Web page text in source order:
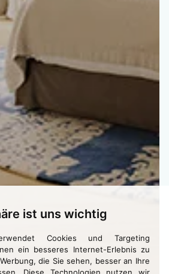
ist uns wichtig
Cookies und Targeting
ein besseres Internet-Erlebnis zu
die Sie sehen, besser an Ihre